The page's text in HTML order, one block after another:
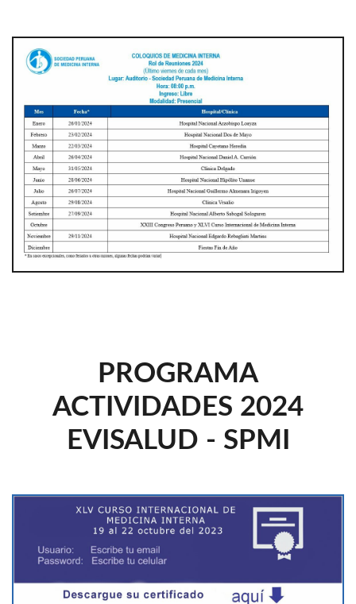
PROGRAMA
ACTIVIDADES 2024
EVISALUD - SPMI